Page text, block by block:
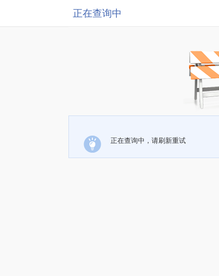
正在查询中
正在查询中，请刷新重试